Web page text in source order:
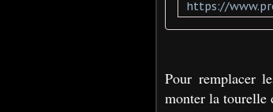
Pour remplacer
monter la tourelle